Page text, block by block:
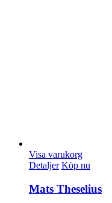
Visa varukorg
Detaljer Köp nu
Mats Theselius